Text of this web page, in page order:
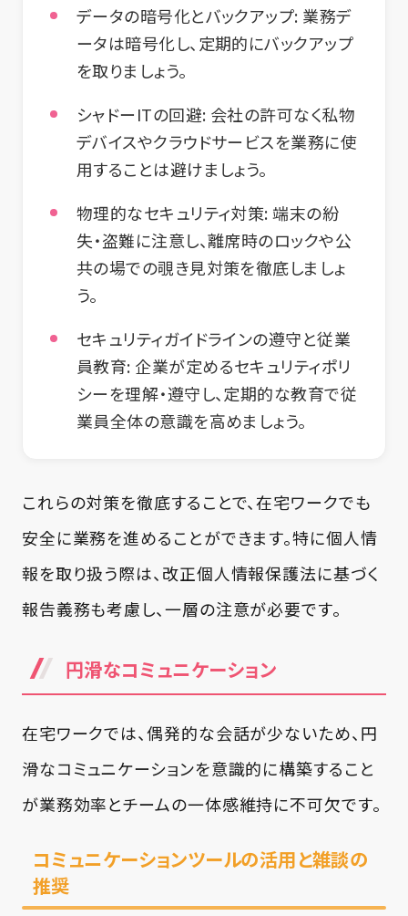
データの暗号化とバックアップ: 業務デ
ータは暗号化し、定期的にバックアップ
を取りましょう。
シャドーITの回避: 会社の許可なく私物
デバイスやクラウドサービスを業務に使
用することは避けましょう。
物理的なセキュリティ対策:端末の紛
失・盗難に注意し、離席時のロックや公
共の場での覗き見対策を徹底しましょ
う。
セキュリティガイドラインの遵守と従業
員教育: 企業が定めるセキュリティポリ
シーを理解・遵守し、定期的な教育で従
業員全体の意識を高めましょう。
これらの対策を徹底することで、在宅ワークでも
安全に業務を進めることができます。特に個人情
報を取り扱う際は、改正個人情報保護法に基づく
報告義務も考慮し、一層の注意が必要です。
円滑なコミュニケーション
在宅ワークでは、偶発的な会話が少ないため、円
滑なコミュニケーションを意識的に構築すること
が業務効率とチームの一体感維持に不可欠です。
コミュニケーションツールの活用と雑談の
推奨